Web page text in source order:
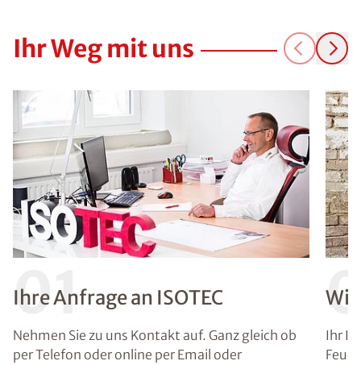
Ihr Weg mit uns
01
Ihre Anfrage an ISOTEC
Nehmen Sie zu uns Kontakt auf. Ganz gleich ob
per Telefon oder online per Email oder
Wir
Ihr